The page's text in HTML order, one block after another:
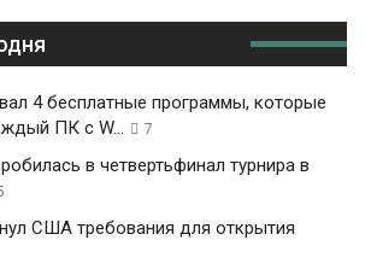
4 бесплатные программы, которые
ПК с W...
7
в четвертьфинал турнира в
США требования для открытия